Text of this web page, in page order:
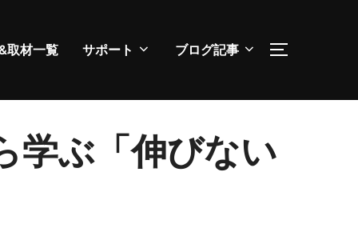
取材一覧 サポート ブログ記事 サイドバー
学ぶ「伸びない